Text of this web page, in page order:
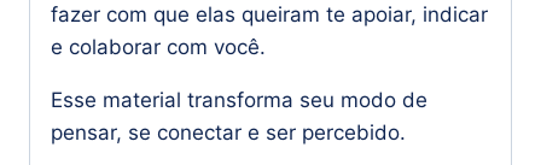
fazer com que elas queiram te apoiar, indicar
e colaborar com você.
Esse material transforma seu modo de
pensar, se conectar e ser percebido.